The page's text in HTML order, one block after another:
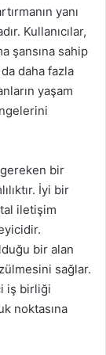
yanı
Kullanıcılar,
şansına sahip
daha fazla
yaşam
bir
İyi bir
iletişim
bir alan
sağlar.
iş birliği
noktasına